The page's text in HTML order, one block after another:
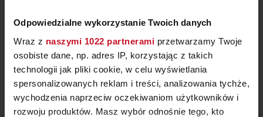
Odpowiedzialne wykorzystanie Twoich danych
Wraz z naszymi 1022 partnerami przetwarzamy Twoje
osobiste dane, np. adres IP, korzystając z takich
technologii jak pliki cookie, w celu wyświetlania
spersonalizowanych reklam i treści, analizowania tychże,
wychodzenia naprzeciw oczekiwaniom użytkowników i
rozwoju produktów. Masz wybór odnośnie tego, kto